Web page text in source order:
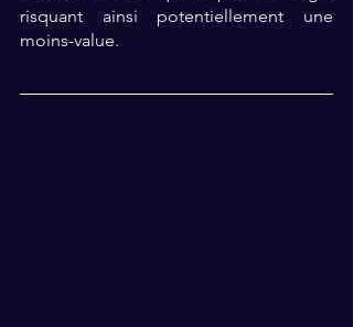
risquant ainsi potentiellement une
moins-value.